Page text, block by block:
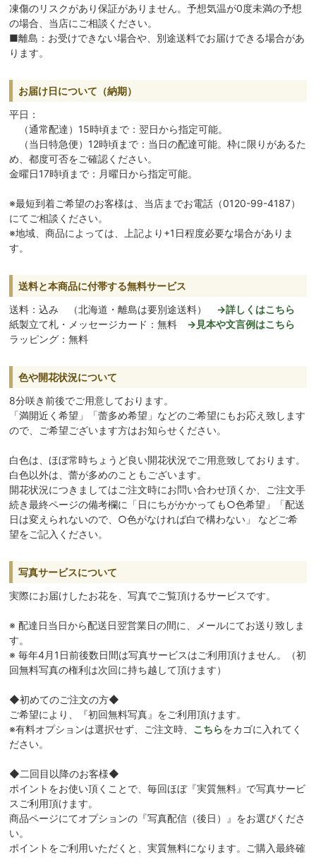
凍傷のリスクがあり保証がありません。予想気温が0度未満の予想
の場合、当店にご相談ください。
■離島：お受けできない場合や、別途送料でお届けできる場合があ
ります。
お届け日について（納期）
平日：
（通常配達）15時頃まで：翌日から指定可能。
（当日特急便）12時頃まで：当日の配達可能。枠に限りがあるた
め、都度可否をご確認ください。
金曜日17時頃まで：月曜日から指定可能。
※最短到着ご希望のお客様は、当店までお電話（0120-99-4187）
にてご相談ください。
※地域、商品によっては、上記より+1日程度必要な場合がありま
す。
送料と本商品に付帯する無料サービス
送料：込み （北海道・離島は要別途送料） →詳しくはこちら
紙製立て札・メッセージカード：無料 →見本や文言例はこちら
ラッピング：無料
色や開花状況について
8分咲き前後でご用意しております。
「満開近く希望」「蕾多め希望」などのご希望にもお応え致します
ので、ご希望ございます方はお知らせください。
白色は、ほぼ常時ちょうど良い開花状況でご用意致しております。
白色以外は、蕾が多めのこともございます。
開花状況につきましてはご注文時にお問い合わせ頂くか、ご注文手
続き最終ページの備考欄に「日にちがかかっても○色希望」「配送
日は変えられないので、○色がなければ白で構わない」 などご希
望をご記入ください。
写真サービスについて
実際にお届けしたお花を、写真でご覧頂けるサービスです。
※ 配達日当日から配送日翌営業日の間に、メールにてお送り致しま
す。
※ 毎年4月1日前後数日間は写真サービスはご利用頂けません。（初
回無料写真の権利は次回に持ち越して頂けます）
◆初めてのご注文の方◆
ご希望により、『初回無料写真』をご利用頂けます。
※有料オプションは選択せず、ご注文時、 こちらをカゴに入れてく
ださい。
◆二回目以降のお客様◆
ポイントをお使い頂くことで、毎回ほぼ『実質無料』で写真サービ
スご利用頂けます。
商品ページにてオプションの『写真配信（後日）』をお選びくださ
い。
ポイントをご利用いただくと、実質無料になります。ご購入最終確